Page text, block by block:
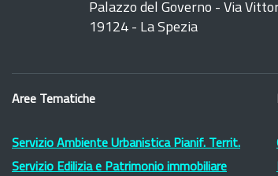
Palazzo del Governo - Via
19124 - La Spezia
Aree Tematiche
Servizio Ambiente Urbanistica Pianif. Territ.
Servizio Edilizia e Patrimonio immobiliare